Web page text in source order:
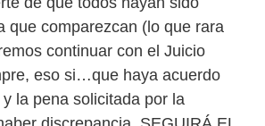
que comparezcan (lo que rara
continuar con el Juicio
eso si…que haya acuerdo
la pena solicitada por la